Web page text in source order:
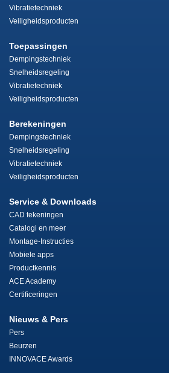
Vibratietechniek
Veiligheidsproducten
Toepassingen
Dempingstechniek
Snelheidsregeling
Vibratietechniek
Veiligheidsproducten
Berekeningen
Dempingstechniek
Snelheidsregeling
Vibratietechniek
Veiligheidsproducten
Service & Downloads
CAD tekeningen
Catalogi en meer
Montage-Instructies
Mobiele apps
Productkennis
ACE Academy
Certificeringen
Nieuws & Pers
Pers
Beurzen
INNOVACE Awards